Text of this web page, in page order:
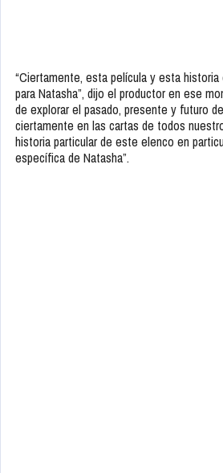
“Ciertamente, esta película y esta
para Natasha”, dijo el productor en ese
de explorar el pasado, presente y futuro
ciertamente en las cartas de todos
historia particular de este elenco en
específica de Natasha”.